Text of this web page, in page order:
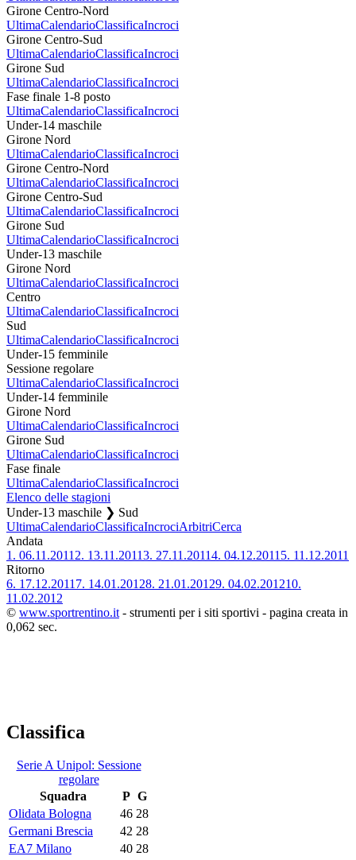
Girone Centro-Nord
UltimaCalendarioClassificaIncroci
Girone Centro-Sud
UltimaCalendarioClassificaIncroci
Girone Sud
UltimaCalendarioClassificaIncroci
Fase finale 1-8 posto
UltimaCalendarioClassificaIncroci
Under-14 maschile
Girone Nord
UltimaCalendarioClassificaIncroci
Girone Centro-Nord
UltimaCalendarioClassificaIncroci
Girone Centro-Sud
UltimaCalendarioClassificaIncroci
Girone Sud
UltimaCalendarioClassificaIncroci
Under-13 maschile
Girone Nord
UltimaCalendarioClassificaIncroci
Centro
UltimaCalendarioClassificaIncroci
Sud
UltimaCalendarioClassificaIncroci
Under-15 femminile
Sessione regolare
UltimaCalendarioClassificaIncroci
Under-14 femminile
Girone Nord
UltimaCalendarioClassificaIncroci
Girone Sud
UltimaCalendarioClassificaIncroci
Fase finale
UltimaCalendarioClassificaIncroci
Elenco delle stagioni
Under-13 maschile ❯ Sud
UltimaCalendarioClassificaIncrociArbitriCerca
Andata
1. 06.11.2011 2. 13.11.20113. 27.11.20114. 04.12.2011 5. 11.12.2011
Ritorno
6. 17.12.2011 7. 14.01.20128. 21.01.20129. 04.02.201210.
11.02.2012
© www.sportrentino.it - strumenti per i siti sportivi - pagina creata in
0,062 sec.
Classifica
Serie A Unipol: Sessione
regolare
Squadra
P G
Olidata Bologna
46 28
Germani Brescia
42 28
EA7 Milano
40 28